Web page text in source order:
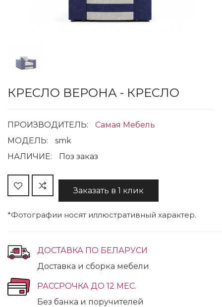
КРЕСЛО ВЕРОНА - КРЕСЛО
ПРОИЗВОДИТЕЛЬ:
Самая Мебель
МОДЕЛЬ:
smk
НАЛИЧИЕ:
Поз заказ
Заказать в 1 клик
*Фотографии носят иллюстративный характер.
ДОСТАВКА ПО БЕЛАРУСИ
Доставка и сборка мебели
РАССРОЧКА ДО 12 МЕС.
Без банка и поручителей